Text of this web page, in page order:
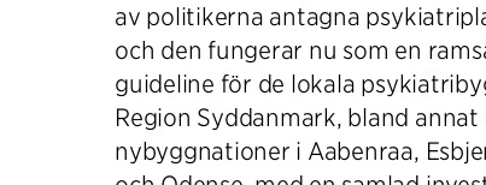
av politikerna antagna
och den fungerar nu som en
guideline för de lokala
Region Syddanmark, bland annat
nybyggnationer i Aabenraa,